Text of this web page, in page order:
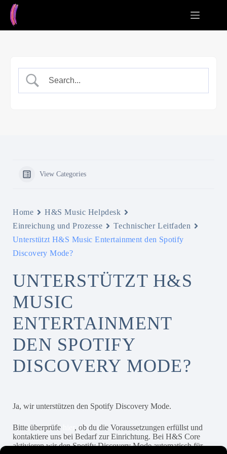
Zum
Inhalt
springen
View Categories
Home
H&S Music Helpdesk
Einreichung und Prozesse
Technischer Leitfaden
Unterstützt H&S Music Entertainment den Spotify
Discovery Mode?
UNTERSTÜTZT H&S
MUSIC
ENTERTAINMENT
DEN SPOTIFY
DISCOVERY MODE?
Ja, wir unterstützen den Spotify Discovery Mode.
Bitte überprüfe
, ob du die Voraussetzungen erfüllst und
kontaktiere uns bei Bedarf zur Einrichtung. Bei H&S Core
aktivieren wir den Spotify Discovery Mode automatisch für